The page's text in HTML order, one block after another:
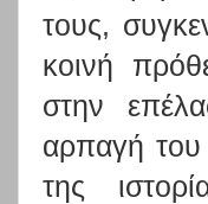
τους,
κοινή
στην
αρπαγή του
της